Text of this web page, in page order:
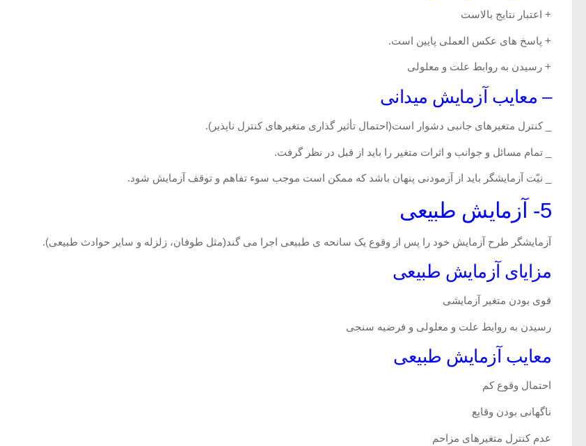
+ اعتبار نتایج بالاست
+ پاسخ های عکس العملی پایین است.
+ رسیدن به روابط علت و معلولی
– معایب آزمایش میدانی
_ کنترل متغیرهای جانبی دشوار است(احتمال تأثیر گذاری متغیرهای کنترل ناپذیر).
_ تمام مسائل و جوانب و اثرات متغیر را باید از قبل در نظر گرفت.
_ نیّت آزمایشگر باید از آزمودنی پنهان باشد که ممکن است موجب سوء تفاهم و توقف آزمایش شود.
5- آزمایش طبیعی
آزمایشگر طرح آزمایش خود را پس از وقوع یک سانحه ی طبیعی اجرا می گند(مثل طوفان، زلزله و سایر حوادث طبیعی).
مزایای آزمایش طبیعی
قوی بودن متغیر آزمایشی
رسیدن به روابط علت و معلولی و فرضیه سنجی
معایب آزمایش طبیعی
احتمال وقوع کم
ناگهانی بودن وقایع
عدم کنترل متغیرهای مزاحم